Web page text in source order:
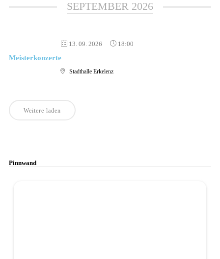
SEPTEMBER 2026
13. 09. 2026 18:00
Meisterkonzerte
Stadthalle Erkelenz
Weitere laden
Pinnwand